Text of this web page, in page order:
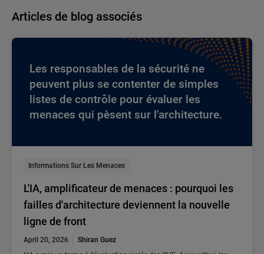
Articles de blog associés
Les responsables de la sécurité ne
peuvent plus se contenter de simples
listes de contrôle pour évaluer les
menaces qui pèsent sur l'architecture.
Informations Sur Les Menaces
L'IA, amplificateur de menaces : pourquoi les
failles d'architecture deviennent la nouvelle
ligne de front
April 20, 2026
Shiran Guez